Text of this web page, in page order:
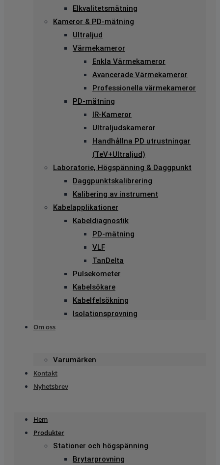
Elkvalitetsmätning
Kameror & PD-mätning
Ultraljud
Värmekameror
Enkla Värmekameror
Avancerade Värmekameror
Professionella värmekameror
PD-mätning
IR-Kameror
Ultraljudskameror
Handhållna PD utrustningar
(TeV+Ultraljud)
Laboratorie, Högspänning & Daggpunkt
Daggpunktskalibrering
Kalibering av instrument
Kabelapplikationer
Kabeldiagnostik
PD-mätning
VLF
TanDelta
Pulsekometer
Kabelsökare
Kabelfelsökning
Isolationsprovning
Om oss
Varumärken
Kontakt
Nyhetsbrev
Hem
Produkter
Stationer och högspänning
Brytarprovning